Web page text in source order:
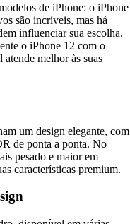
de iPhone: o iPhone
são incríveis, mas há
influenciar sua escolha.
o iPhone 12 com o
melhor às suas
um design elegante, com
de ponta a ponta. No
pesado e maior em
características premium.